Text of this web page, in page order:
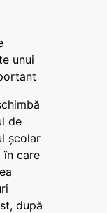
unui
de
școlar
în care
după